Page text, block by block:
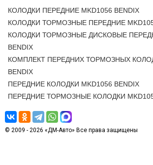
КОЛОДКИ ПЕРЕДНИЕ MKD1056 BENDIX
КОЛОДКИ ТОРМОЗНЫЕ ПЕРЕДНИЕ
КОЛОДКИ ТОРМОЗНЫЕ ДИСКОВЫЕ
BENDIX
КОМПЛЕКТ ПЕРЕДНИХ ТОРМОЗНЫХ
BENDIX
ПЕРЕДНИЕ КОЛОДКИ MKD1056 BENDIX
ПЕРЕДНИЕ ТОРМОЗНЫЕ КОЛОДКИ
© 2009 - 2026 «ДМ-Авто» Все права защищены